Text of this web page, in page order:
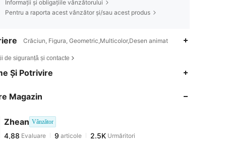
Informații și obligațiile vânzătorului
Pentru a raporta acest vânzător și/sau acest produs
Crăciun, Figura, Geometric,Multicolor,Desen animat
de siguranță și contacte
Și Potrivire
Magazin
Zhean Vânzător
4,88
4,88
Evaluare 9
4***8a plătitîn urmă cu 1 zi